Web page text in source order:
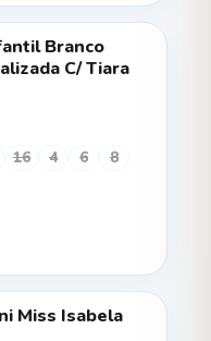
Branco
C/ Tiara
16 4 6 8
Miss Isabela